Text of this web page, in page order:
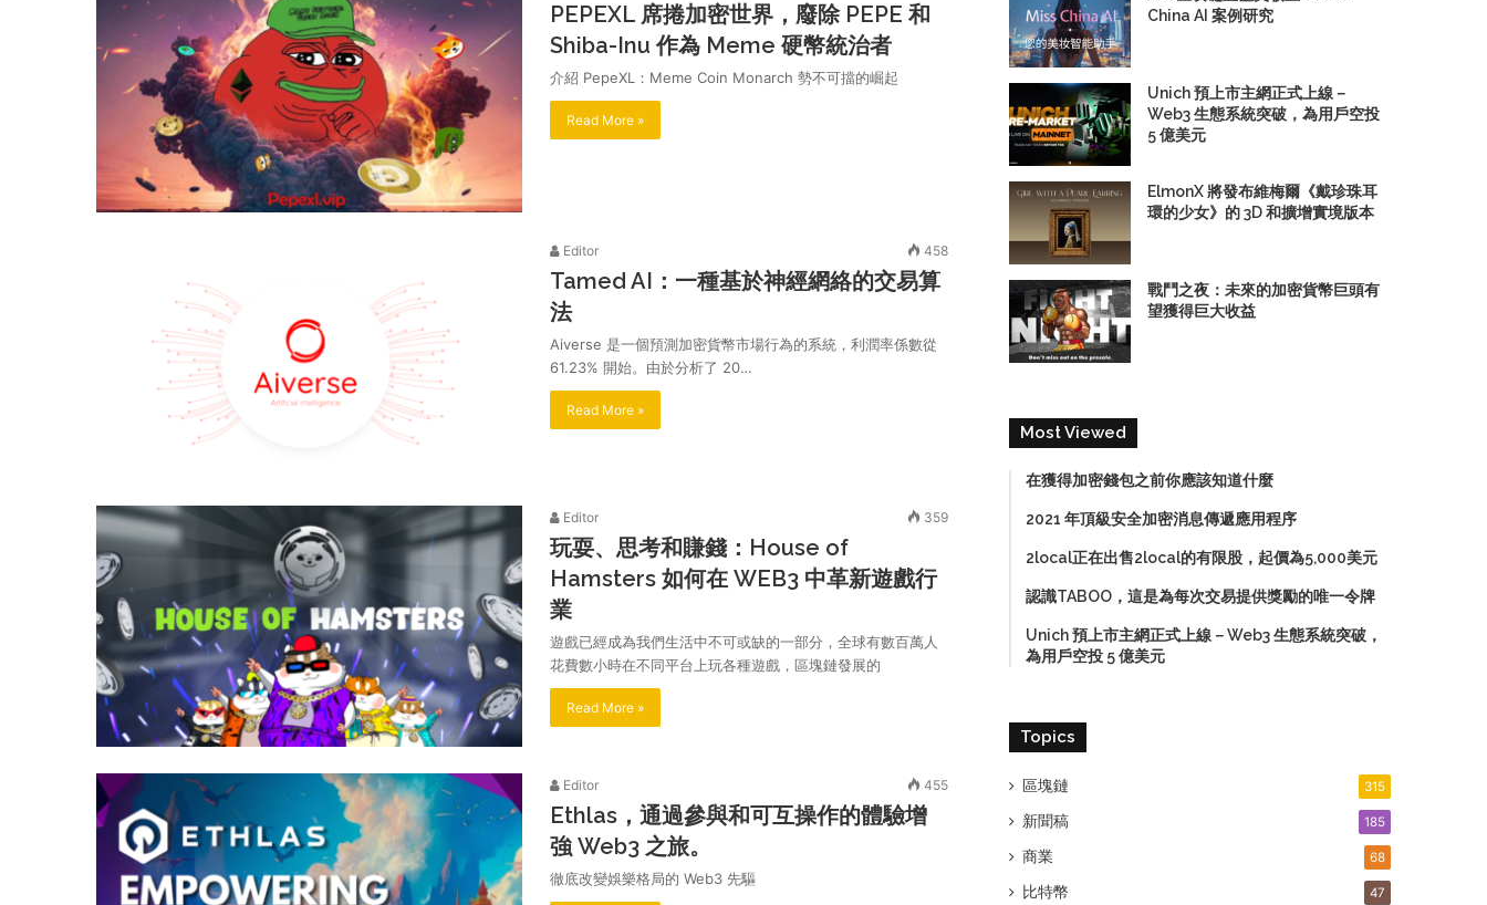
PEPEXL 席捲加密世界，廢除 PEPE 和
Shiba-Inu 作為 Meme 硬幣統治者
介紹 PepeXL：Meme Coin Monarch 勢不可擋的崛起
Read More »
Editor 458
Tamed AI：一種基於神經網絡的交易算
法
Aiverse 是一個預測加密貨幣市場行為的系統，利潤率係數從
61.23% 開始。由於分析了 20…
Read More »
Editor 359
玩耍、思考和賺錢：House of
Hamsters 如何在 WEB3 中革新遊戲行
業
遊戲已經成為我們生活中不可或缺的一部分，全球有數百萬人
花費數小時在不同平台上玩各種遊戲，區塊鏈發展的
Read More »
Editor 455
Ethlas，通過參與和可互操作的體驗增
強 Web3 之旅。
徹底改變娛樂格局的 Web3 先驅
China AI 案例研究
Unich 預上市主網正式上線－
Web3 生態系統突破，為用戶空投
5 億美元
ElmonX 將發布維梅爾《戴珍珠耳
環的少女》的 3D 和擴增實境版本
戰鬥之夜：未來的加密貨幣巨頭有
望獲得巨大收益
Most Viewed
在獲得加密錢包之前你應該知道什麼
2021 年頂級安全加密消息傳遞應用程序
2local正在出售2local的有限股，起價為5,000美元
認識TABOO，這是為每次交易提供獎勵的唯一令牌
Unich 預上市主網正式上線－Web3 生態系統突破，
為用戶空投 5 億美元
Topics
區塊鏈 315
新聞稿 185
商業 68
比特幣 47